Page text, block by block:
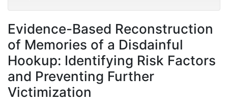
Evidence-Based Reconstruction
of Memories of a Disdainful
Hookup: Identifying Risk Factors
and Preventing Further
Victimization